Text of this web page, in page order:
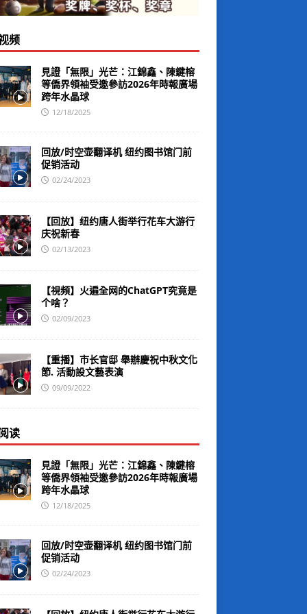
频
見證「無限」光芒：江錦鑫、陳鍵榕
等僑界領袖受邀參訪2026年時報廣場
跨年水晶球
12/18/2025
回放/时空壶翻译机 纽约图书馆门前
促销活动
02/24/2023
【回放】纽约唐人街举行花车大游行
庆祝新春
02/13/2023
【視頻】火遍全网的ChatGPT究竟是
个啥？
02/09/2023
【重播】市长官邸 舉辦慶祝中秋文化
節. 活動設文藝表演
09/09/2022
读
見證「無限」光芒：江錦鑫、陳鍵榕
等僑界領袖受邀參訪2026年時報廣場
跨年水晶球
12/18/2025
回放/时空壶翻译机 纽约图书馆门前
促销活动
02/24/2023